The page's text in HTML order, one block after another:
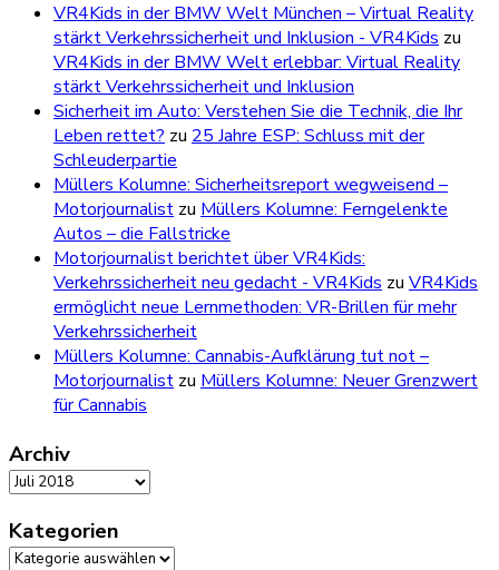
VR4Kids in der BMW Welt München – Virtual Reality
stärkt Verkehrssicherheit und Inklusion - VR4Kids zu
VR4Kids in der BMW Welt erlebbar: Virtual Reality
stärkt Verkehrssicherheit und Inklusion
Sicherheit im Auto: Verstehen Sie die Technik, die Ihr
Leben rettet? zu 25 Jahre ESP: Schluss mit der
Schleuderpartie
Müllers Kolumne: Sicherheitsreport wegweisend –
Motorjournalist zu Müllers Kolumne: Ferngelenkte
Autos – die Fallstricke
Motorjournalist berichtet über VR4Kids:
Verkehrssicherheit neu gedacht - VR4Kids zu VR4Kids
ermöglicht neue Lernmethoden: VR-Brillen für mehr
Verkehrssicherheit
Müllers Kolumne: Cannabis-Aufklärung tut not –
Motorjournalist zu Müllers Kolumne: Neuer Grenzwert
für Cannabis
Archiv
Archiv
Kategorien
Kategorien